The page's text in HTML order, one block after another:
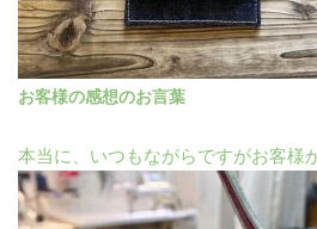
お客様の感想のお言葉
本当に、いつもながらですがお客様